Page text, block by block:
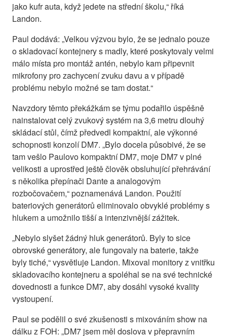
jako kufr auta, když jedete na střední školu,“ říká
Landon.
Paul dodává: „Velkou výzvou bylo, že se jednalo pouze
o skladovací kontejnery s madly, které poskytovaly velmi
málo místa pro montáž antén, nebylo kam připevnit
mikrofony pro zachycení zvuku davu a v případě
problému nebylo možné se tam dostat.“
Navzdory těmto překážkám se týmu podařilo úspěšně
nainstalovat celý zvukový systém na 3,6 metru dlouhý
skládací stůl, čímž předvedl kompaktní, ale výkonné
schopnosti konzolí DM7. „Bylo docela působivé, že se
tam vešlo Paulovo kompaktní DM7, moje DM7 v plné
velikosti a uprostřed ještě člověk obsluhující přehrávání
s několika přepínači Dante a analogovým
rozbočovačem,“ poznamenává Landon. Použití
bateriových generátorů eliminovalo obvyklé problémy s
hlukem a umožnilo tišší a intenzivnější zážitek.
„Nebylo slyšet žádný hluk generátorů. Byly to sice
obrovské generátory, ale fungovaly na baterie, takže
byly tiché,“ vysvětluje Landon. Mixoval monitory z vnitřku
skladovacího kontejneru a spoléhal se na své technické
dovednosti a funkce DM7, aby dosáhl vysoké kvality
vystoupení.
Paul se podělil o své zkušenosti s mixováním show na
dálku z FOH: „DM7 jsem měl doslova v přepravním